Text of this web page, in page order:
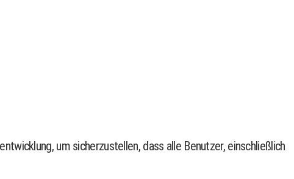
um sicherzustellen, dass alle Benutzer, einschließlich